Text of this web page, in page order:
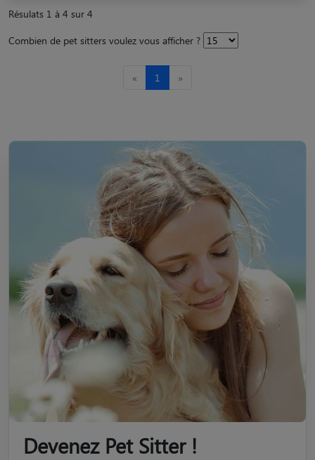
Résulats 1 à 4 sur 4
Combien de pet sitters voulez vous afficher ?
« 1 »
Devenez Pet Sitter !